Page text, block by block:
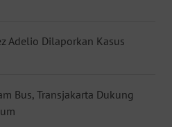
Adelio Dilaporkan Kasus
Bus, Transjakarta Dukung